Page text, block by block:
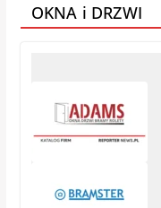
OKNA i DRZWI